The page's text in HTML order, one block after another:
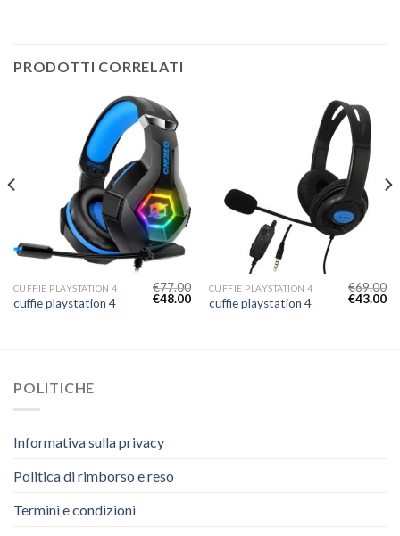
PRODOTTI CORRELATI
CUFFIE PLAYSTATION 4
cuffie playstation 4
€77.00
€48.00
CUFFIE PLAYSTATION 4
cuffie playstation 4
€69.00
€43.00
POLITICHE
Informativa sulla privacy
Politica di rimborso e reso
Termini e condizioni